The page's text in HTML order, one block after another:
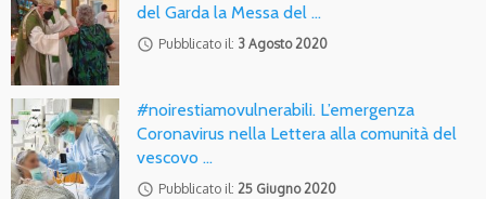
del Garda la Messa del …
access_time Pubblicato il: 3 Agosto 2020
#noirestiamovulnerabili. L’emergenza
Coronavirus nella Lettera alla comunità del
vescovo …
access_time Pubblicato il: 25 Giugno 2020